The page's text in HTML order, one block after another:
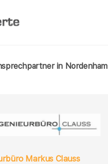
in Nordenham
Markus Clauss